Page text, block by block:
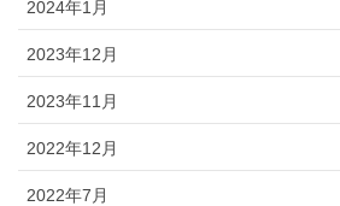
2024年1月
2023年12月
2023年11月
2022年12月
2022年7月